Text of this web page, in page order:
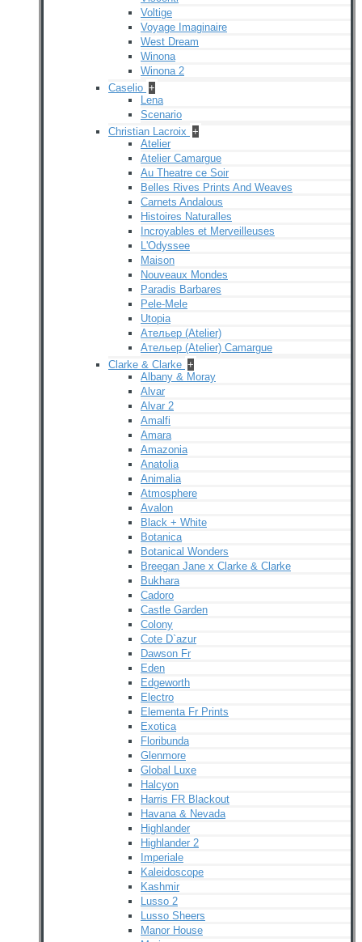
Voltige
Voyage Imaginaire
West Dream
Winona
Winona 2
Caselio +
Lena
Scenario
Christian Lacroix +
Atelier
Atelier Camargue
Au Theatre ce Soir
Belles Rives Prints And Weaves
Carnets Andalous
Histoires Naturalles
Incroyables et Merveilleuses
L'Odyssee
Maison
Nouveaux Mondes
Paradis Barbares
Pele-Mele
Utopia
Ательер (Atelier)
Ательер (Atelier) Camargue
Clarke & Clarke +
Albany & Moray
Alvar
Alvar 2
Amalfi
Amara
Amazonia
Anatolia
Animalia
Atmosphere
Avalon
Black + White
Botanica
Botanical Wonders
Breegan Jane x Clarke & Clarke
Bukhara
Cadoro
Castle Garden
Colony
Cote D`azur
Dawson Fr
Eden
Edgeworth
Electro
Elementa Fr Prints
Exotica
Floribunda
Glenmore
Global Luxe
Halcyon
Harris FR Blackout
Havana & Nevada
Highlander
Highlander 2
Imperiale
Kaleidoscope
Kashmir
Lusso 2
Lusso Sheers
Manor House